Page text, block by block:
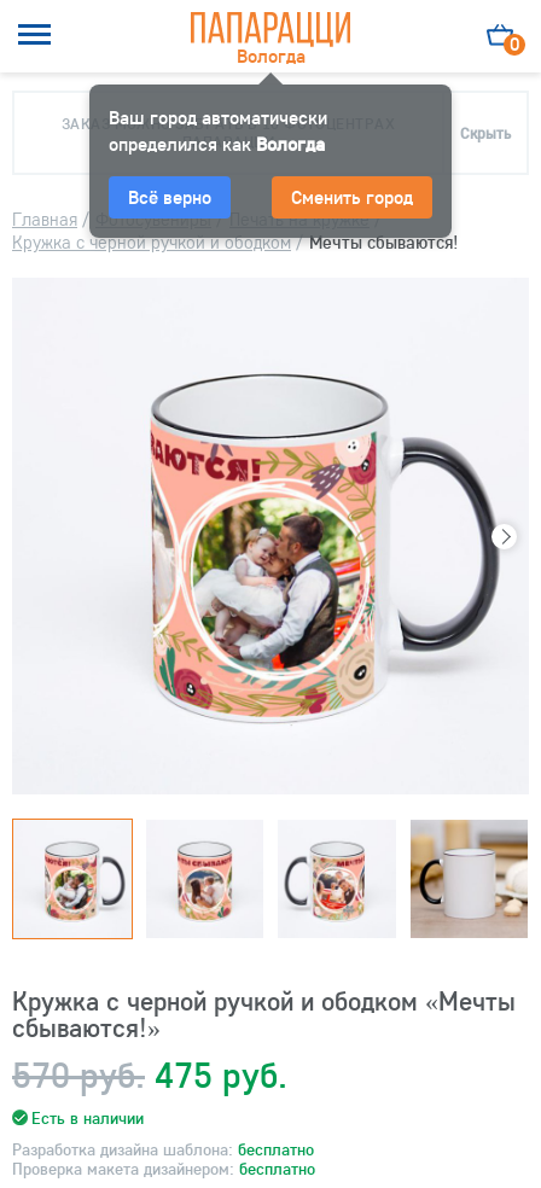
Вологда
Ваш город автоматически
определился как Вологда
Всё верно Сменить город
0
ЗАКАЗ МОЖНО ЗАБРАТЬ В 10 ФОТОЦЕНТРАХ
ПАПАРАЦЦИ
Скрыть
Главная / Фотосувениры/ Печать на кружке/
Кружка с черной ручкой и ободком/ Мечты сбываются!
Кружка с черной ручкой и ободком «Мечты
сбываются!»
570 руб. 475 руб.
Есть в наличии
Разработка дизайна шаблона: бесплатно
Проверка макета дизайнером: бесплатно